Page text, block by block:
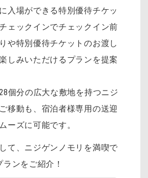
入場ができる特別優待チケッ
ェックインでチェックイン前
や特別優待チケットのお渡し
しみいただけるプランを提案
個分の広大な敷地を持つニジ
移動も、宿泊者様専用の送迎
ーズに可能です。
て、ニジゲンノモリを満喫で
ンをご紹介！